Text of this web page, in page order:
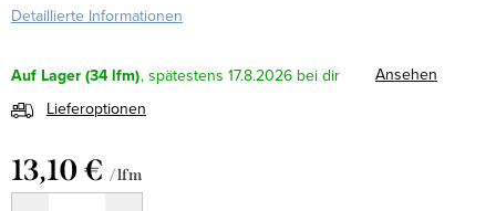
Detaillierte Informationen
Auf Lager(34 lfm) 17.8.2026
Ansehen
Lieferoptionen
13,10 € / lfm